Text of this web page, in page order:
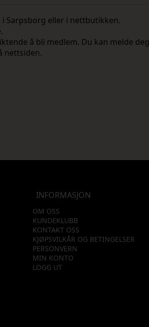
Sarpsborg eller i nettbutikken.
å bli medlem. Du kan melde deg
nettsiden.
INFORMASJON
OM OSS
KUNDEKLUBB
KONTAKT OSS
KJØPSVILKÅR OG BETINGELSER
PERSONVERN
MIN KONTO
LOGG UT